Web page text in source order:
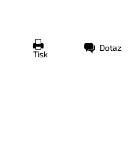
Tisk
Dotaz